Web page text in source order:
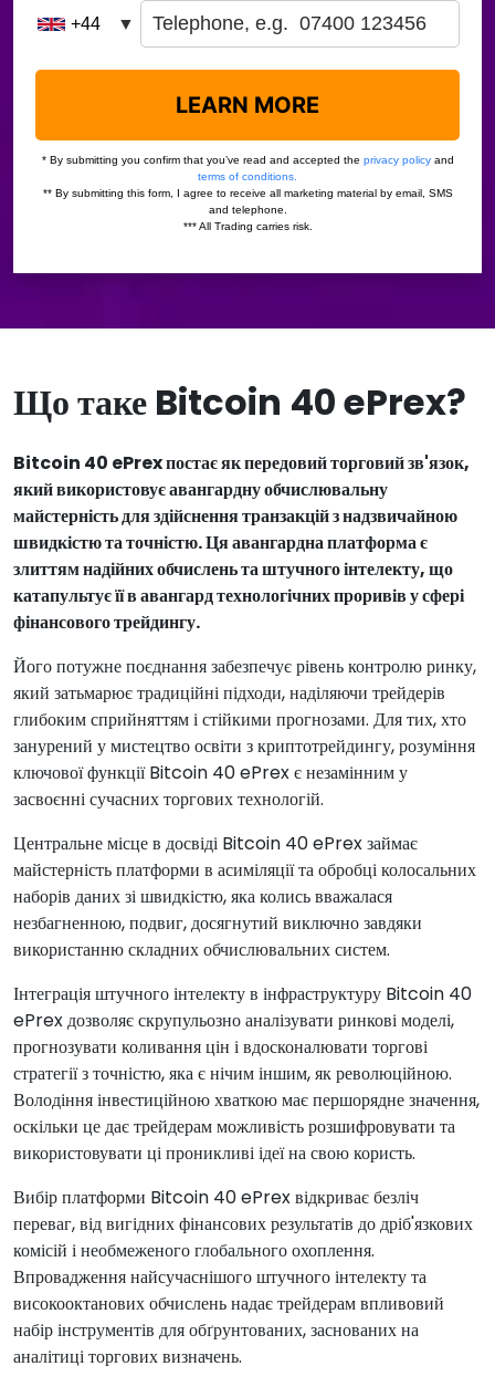
Що таке Bitcoin 40 ePrex?
Bitcoin 40 ePrex постає як передовий торговий зв'язок,
який використовує авангардну обчислювальну
майстерність для здійснення транзакцій з надзвичайною
швидкістю та точністю. Ця авангардна платформа є
злиттям надійних обчислень та штучного інтелекту, що
катапультує її в авангард технологічних проривів у сфері
фінансового трейдингу.
Його потужне поєднання забезпечує рівень контролю ринку,
який затьмарює традиційні підходи, наділяючи трейдерів
глибоким сприйняттям і стійкими прогнозами. Для тих, хто
занурений у мистецтво освіти з криптотрейдингу, розуміння
ключової функції Bitcoin 40 ePrex є незамінним у
засвоєнні сучасних торгових технологій.
Центральне місце в досвіді Bitcoin 40 ePrex займає
майстерність платформи в асиміляції та обробці колосальних
наборів даних зі швидкістю, яка колись вважалася
незбагненною, подвиг, досягнутий виключно завдяки
використанню складних обчислювальних систем.
Інтеграція штучного інтелекту в інфраструктуру Bitcoin 40
ePrex дозволяє скрупульозно аналізувати ринкові моделі,
прогнозувати коливання цін і вдосконалювати торгові
стратегії з точністю, яка є нічим іншим, як революційною.
Володіння інвестиційною хваткою має першорядне значення,
оскільки це дає трейдерам можливість розшифровувати та
використовувати ці проникливі ідеї на свою користь.
Вибір платформи Bitcoin 40 ePrex відкриває безліч
переваг, від вигідних фінансових результатів до дріб'язкових
комісій і необмеженого глобального охоплення.
Впровадження найсучаснішого штучного інтелекту та
високооктанових обчислень надає трейдерам впливовий
набір інструментів для обґрунтованих, заснованих на
аналітиці торгових визначень.